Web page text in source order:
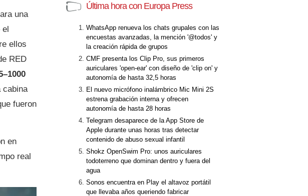
una
el
ellos
RED
cabina
fueron
en
real
Última hora con Europa Press
WhatsApp renueva los chats grupales con las
encuestas avanzadas, la mención '@todos' y
la creación rápida de grupos
CMF presenta los Clip Pro, sus primeros
auriculares 'open-ear' con diseño de 'clip on' y
autonomía de hasta 32,5 horas
El nuevo micrófono inalámbrico Mic Mini 2S
estrena grabación interna y ofrecen
autonomía de hasta 28 horas
Telegram desaparece de la App Store de
Apple durante unas horas tras detectar
contenido de abuso sexual infantil
Shokz OpenSwim Pro: unos auriculares
todoterreno que dominan dentro y fuera del
agua
Sonos encuentra en Play el altavoz portátil
que llevaba años queriendo fabricar